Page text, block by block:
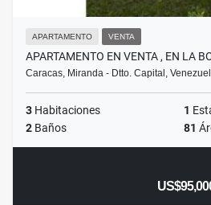
APARTAMENTO VENTA
APARTAMENTO EN VENTA , EN LA
Caracas, Miranda - Dtto. Capital,
3 Habitaciones 1
2 Baños 81